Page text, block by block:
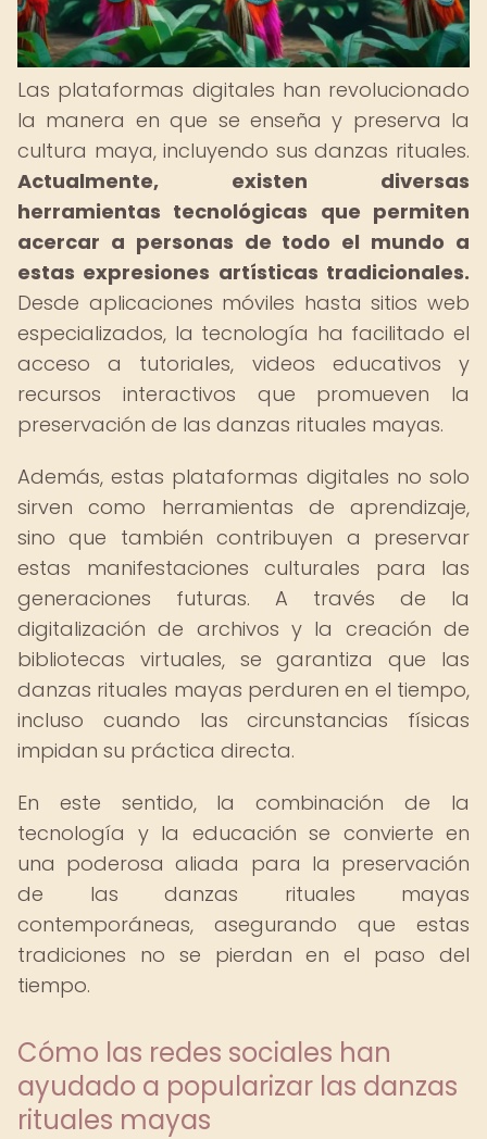
Las plataformas digitales han revolucionado
la manera en que se enseña y preserva la
cultura maya, incluyendo sus danzas rituales.
Actualmente, existen diversas
herramientas tecnológicas que permiten
acercar a personas de todo el mundo a
estas expresiones artísticas tradicionales.
Desde aplicaciones móviles hasta sitios web
especializados, la tecnología ha facilitado el
acceso a tutoriales, videos educativos y
recursos interactivos que promueven la
preservación de las danzas rituales mayas.
Además, estas plataformas digitales no solo
sirven como herramientas de aprendizaje,
sino que también contribuyen a preservar
estas manifestaciones culturales para las
generaciones futuras. A través de la
digitalización de archivos y la creación de
bibliotecas virtuales, se garantiza que las
danzas rituales mayas perduren en el tiempo,
incluso cuando las circunstancias físicas
impidan su práctica directa.
En este sentido, la combinación de la
tecnología y la educación se convierte en
una poderosa aliada para la preservación
de las danzas rituales mayas
contemporáneas, asegurando que estas
tradiciones no se pierdan en el paso del
tiempo.
Cómo las redes sociales han
ayudado a popularizar las danzas
rituales mayas